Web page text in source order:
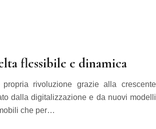
flessibile e dinamica
rivoluzione grazie alla crescente
dalla digitalizzazione e da nuovi modelli
che per…